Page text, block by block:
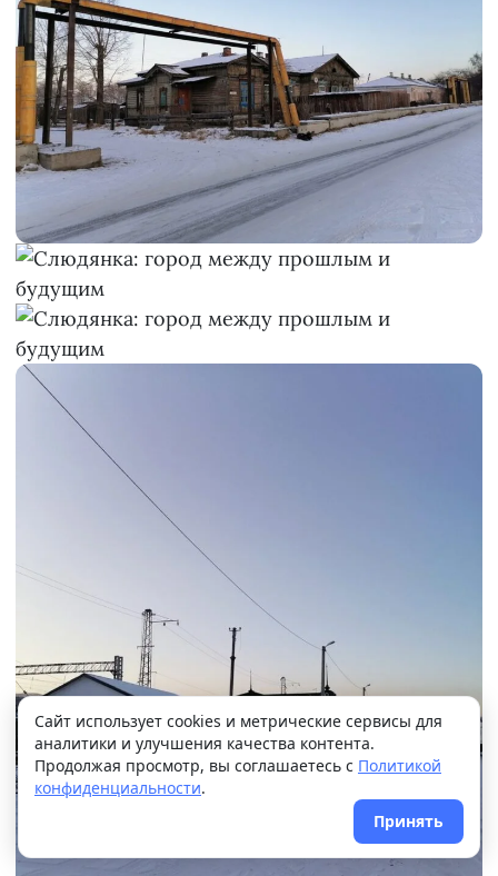
+13° Ясно
Ощущается как +13
10 м/с 762 мм 91%
Сайт использует cookies и метрические сервисы для
аналитики и улучшения качества контента.
Продолжая просмотр, вы соглашаетесь с Политикой
конфиденциальности.
Принять